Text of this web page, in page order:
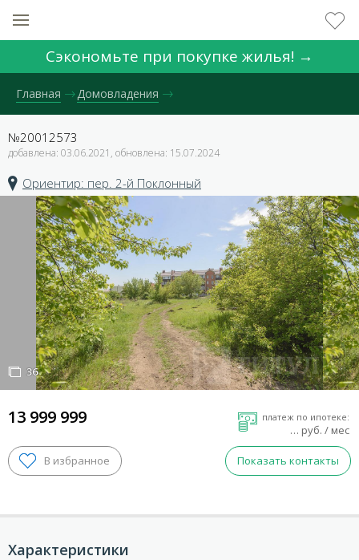
Сэкономьте при покупке жилья! →
Главная Домовладения
№20012573
добавлена: 03.06.2021, обновлена: 15.07.2024
36
Ориентир: пер. 2-й Поклонный
36
13 999 999 платеж по ипотеке:
… руб. / мес
Показать контакты
Характеристики